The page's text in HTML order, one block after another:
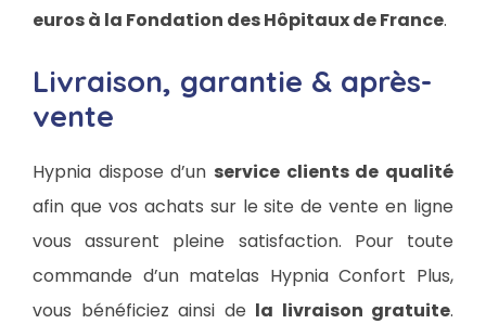
euros à la Fondation des Hôpitaux de France.
Livraison, garantie & après-
vente
Hypnia dispose d’un service clients de qualité
afin que vos achats sur le site de vente en ligne
vous assurent pleine satisfaction. Pour toute
commande d’un matelas Hypnia Confort Plus,
vous bénéficiez ainsi de la livraison gratuite.